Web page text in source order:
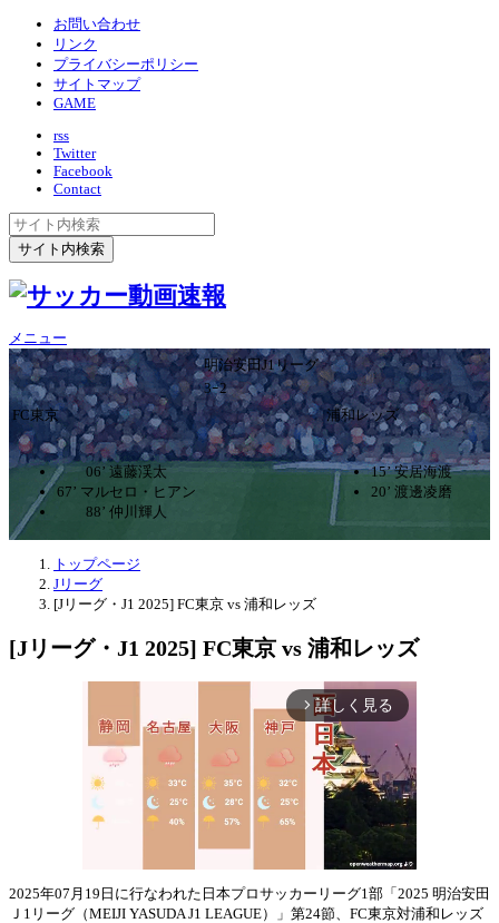
お問い合わせ
リンク
プライバシーポリシー
サイトマップ
GAME
rss
Twitter
Facebook
Contact
メニュー
明治安田J1リーグ
3ｰ2
FC東京
浦和レッズ
06’ 遠藤渓太
67’ マルセロ・ヒアン
88’ 仲川輝人
15’ 安居海渡
20’ 渡邊凌磨
トップページ
Jリーグ
[Jリーグ・J1 2025] FC東京 vs 浦和レッズ
[Jリーグ・J1 2025] FC東京 vs 浦和レッズ
arrow_forward_ios 詳しく見る
2025年07月19日に行なわれた日本プロサッカーリーグ1部「2025 明治安田
Ｊ1リーグ（MEIJI YASUDA J1 LEAGUE）」第24節、FC東京対浦和レッズ